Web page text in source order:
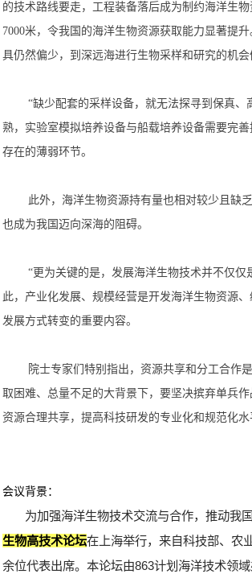
的技术路线要走，工程装备落后成为制约海洋生
7000米，令我国的海洋生物资源获取能力显著提
具仍然偏少，到深远海进行生物采样和研究的机
“缺少配套的采样设备，就无法探寻到保真
熟，实验室模拟培养设备与船载培养设备需要完
存在的薄弱环节。
此外，海洋生物资源持有量也相对较少且缺
也成为我国迈向深海的阻碍。
“更为关键的是，发展海洋生物技术并不仅
此，产业化发展、规模经营是开发海洋生物资源
发展方式转变的重要内容。
院士专家们特别指出，资源共享和分工合作
取困难、总量不足的大背景下，要坚决摈弃单兵
资源合理共享，提高科技研发的专业化和规范化水
会议背景：
为加强海洋生物技术交流与合作，推动我
生物高技术论坛在上海举行，来自科技部、农
余位代表出席。本论坛由863计划海洋技术领